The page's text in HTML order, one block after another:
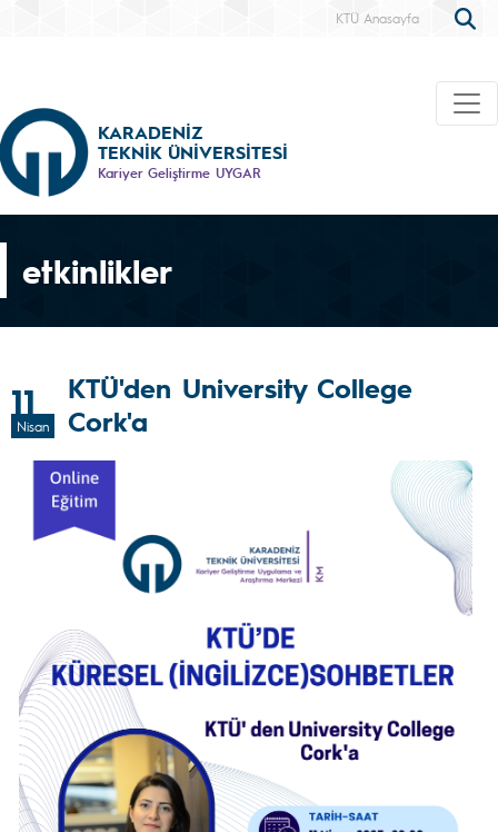
KTÜ Anasayfa
KARADENİZ
TEKNİK ÜNİVERSİTESİ
Kariyer Geliştirme UYGAR
etkinlikler
11
Nisan
KTÜ'den University College
Cork'a